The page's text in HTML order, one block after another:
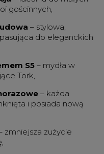
gościnnych,
– stylowa,
do eleganckich
S5 – mydła w
Tork,
– każda
i posiada nową
zmniejsza zużycie